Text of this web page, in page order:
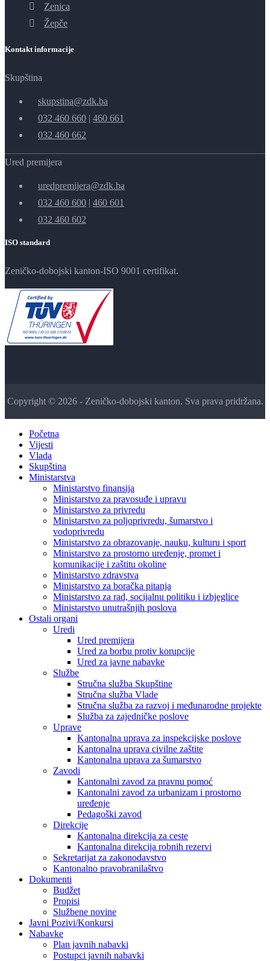
Zenica
Žepče
Kontakt informacije
Skupština
skupstina@zdk.ba
032 460 660 | 460 661
032 460 662
Ured premijera
uredpremijera@zdk.ba
032 460 600 | 460 601
032 460 602
ISO standard
Zeničko-dobojski kanton-ISO 9001 certifikat.
Copyright © 2026 - Zeničko-dobojski kanton. Sva prava pridržana.
Početna
Vijesti
Vlada
Skupština
Ministarstva
Ministarstvo finansija
Ministarstvo za pravosuđe i upravu
Ministarstvo za privredu
Ministarstvo za poljoprivredu, šumarstvo i
vodoprivredu
Ministarstvo za obrazovanje, nauku, kulturu i sport
Ministarstvo za prostorno uređenje, promet i
komunikacije i zaštitu okoline
Ministarstvo zdravstva
Ministarstvo za boračka pitanja
Ministarstvo za rad, socijalnu politiku i izbjeglice
Ministarstvo unutrašnjih poslova
Ostali organi
Uredi
Ured premijera
Ured za borbu protiv korupcije
Ured za javne nabavke
Službe
Stručna služba Skupštine
Stručna služba Vlade
Stručna služba za razvoj i međunarodne projekte
Služba za zajedničke poslove
Uprave
Kantonalna uprava za inspekcijske poslove
Kantonalna uprava civilne zaštite
Kantonalna uprava za šumarstvo
Zavodi
Kantonalni zavod za pravnu pomoć
Kantonalni zavod za urbanizam i prostorno
uređenje
Pedagoški zavod
Direkcije
Kantonalna direkcija za ceste
Kantonalna direkcija robnih rezervi
Sekretarijat za zakonodavstvo
Kantonalno pravobranilaštvo
Dokumenti
Budžet
Propisi
Službene novine
Javni Pozivi/Konkursi
Nabavke
Plan javnih nabavki
Postupci javnih nabavki